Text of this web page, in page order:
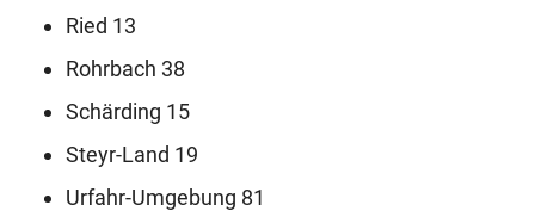
Ried 13
Rohrbach 38
Schärding 15
Steyr-Land 19
Urfahr-Umgebung 81